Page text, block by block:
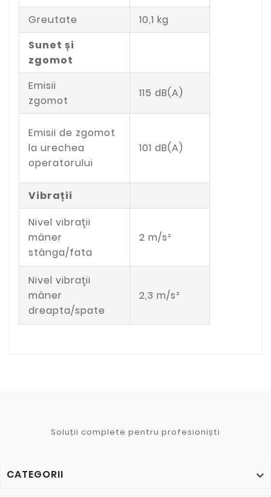
Greutate
10,1 kg
Sunet și
zgomot
Emisii
zgomot
115 dB(A)
Emisii de zgomot
la urechea
operatorului
101 dB(A)
Vibrații
Nivel vibraţii
mâner
stânga/fata
2 m/s²
Nivel vibraţii
mâner
dreapta/spate
2,3 m/s²
Soluții complete pentru profesioniști
CATEGORII 